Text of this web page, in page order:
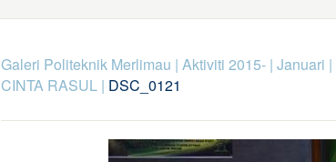
Galeri Politeknik Merlimau | Aktiviti 2015-| Januari |
CINTA RASUL| DSC_0121